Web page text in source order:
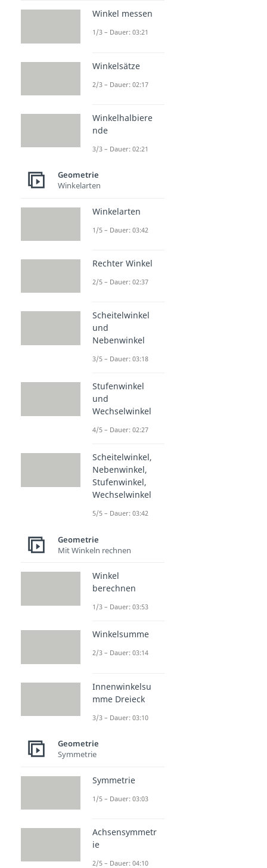
Winkel messen
1/3 – Dauer: 03:21
Winkelsätze
2/3 – Dauer: 02:17
Winkelhalbiere
nde
3/3 – Dauer: 02:21
Geometrie
Winkelarten
Winkelarten
1/5 – Dauer: 03:42
Rechter Winkel
2/5 – Dauer: 02:37
Scheitelwinkel
und
Nebenwinkel
3/5 – Dauer: 03:18
Stufenwinkel
und
Wechselwinkel
4/5 – Dauer: 02:27
Scheitelwinkel,
Nebenwinkel,
Stufenwinkel,
Wechselwinkel
5/5 – Dauer: 03:42
Geometrie
Mit Winkeln rechnen
Winkel
berechnen
1/3 – Dauer: 03:53
Winkelsumme
2/3 – Dauer: 03:14
Innenwinkelsu
mme Dreieck
3/3 – Dauer: 03:10
Geometrie
Symmetrie
Symmetrie
1/5 – Dauer: 03:03
Achsensymmetr
ie
2/5 – Dauer: 04:10